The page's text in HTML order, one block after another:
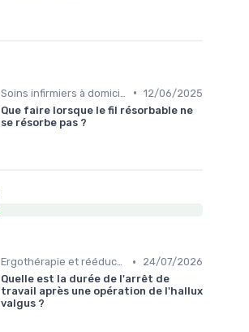
• 12/06/2025
Que faire lorsque le fil résorbable ne
se résorbe pas ?
Ergothérapie et rééducation •
24/07/2026
Quelle est la durée de l'arrêt de
travail après une opération de l'hallux
valgus ?